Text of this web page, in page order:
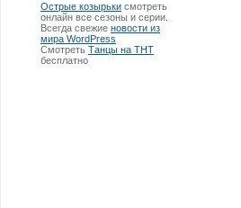
Острые козырьки смотреть
онлайн все сезоны и серии.
Всегда свежие новости из
мира WordPress
Смотреть Танцы на ТНТ
бесплатно